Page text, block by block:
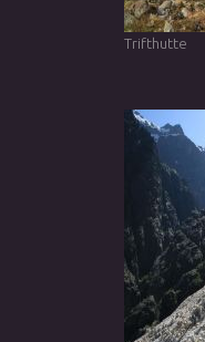
Trifthutte